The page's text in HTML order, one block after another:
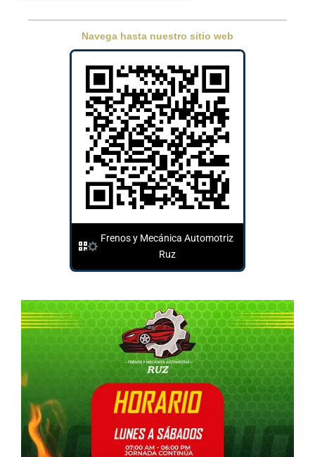
Navega hasta nuestro sitio web
Frenos y Mecánica Automotriz
Ruz